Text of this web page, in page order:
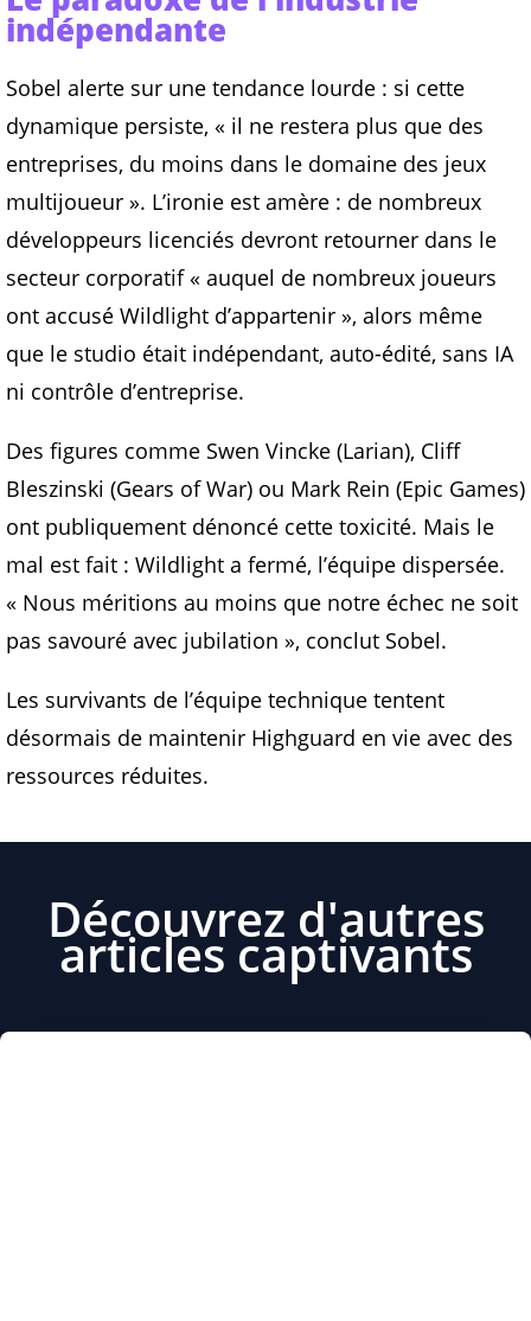
indépendante
Sobel alerte sur une tendance lourde : si cette
dynamique persiste, « il ne restera plus que des
entreprises, du moins dans le domaine des jeux
multijoueur ». L’ironie est amère : de nombreux
développeurs licenciés devront retourner dans le
secteur corporatif « auquel de nombreux joueurs
ont accusé Wildlight d’appartenir », alors même
que le studio était indépendant, auto-édité, sans IA
ni contrôle d’entreprise.
Des figures comme Swen Vincke (Larian), Cliff
Bleszinski (Gears of War) ou Mark Rein (Epic Games)
ont publiquement dénoncé cette toxicité. Mais le
mal est fait : Wildlight a fermé, l’équipe dispersée.
« Nous méritions au moins que notre échec ne soit
pas savouré avec jubilation », conclut Sobel.
Les survivants de l’équipe technique tentent
désormais de maintenir Highguard en vie avec des
ressources réduites.
Découvrez d'autres
articles captivants